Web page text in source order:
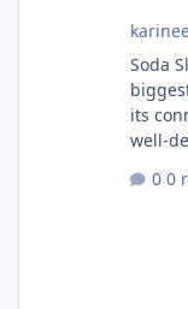
Soda
its
well-
0